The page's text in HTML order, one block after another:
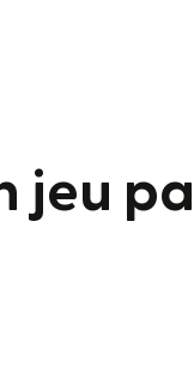
jeu